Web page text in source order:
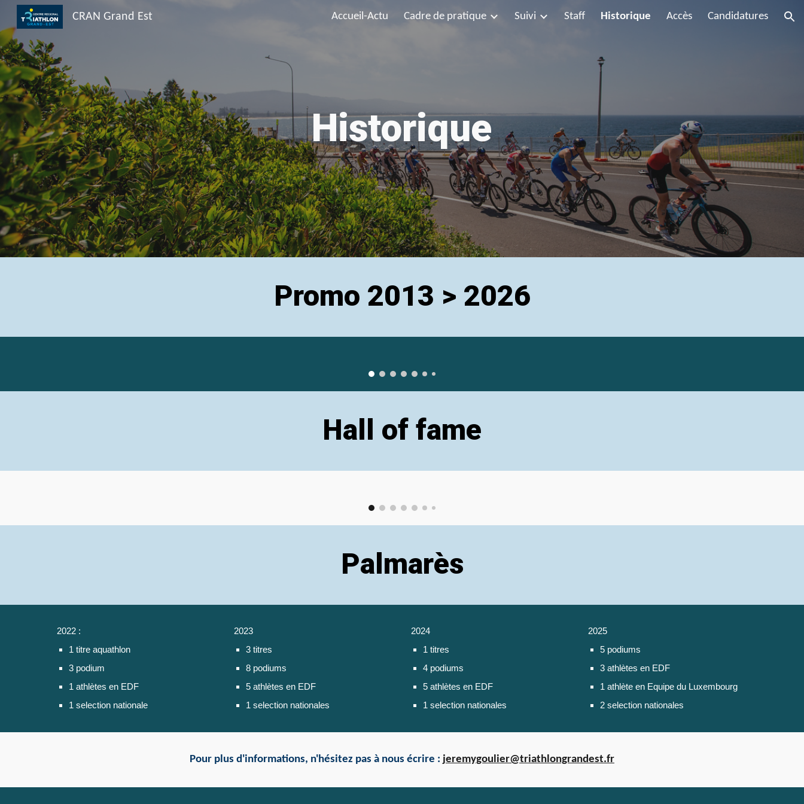
Skip to main content Skip to navigation
CRAN Grand Est Accueil-Actu Cadre de pratique Suivi Staff Historique Accès Candidatures
Historique
Promo 2013 > 2026
Hall of fame
Palmarès
2022 :
1 titre aquathlon
3 podium
1 athlètes en EDF
1 selection nationale
2023
3 titres
8 podiums
5 athlètes en EDF
1 selection nationales
2024
1 titres
4 podiums
5 athlètes en EDF
1 selection nationales
2025
5 podiums
3 athlètes en EDF
1 athlète en Equipe du Luxembourg
2 selection nationales
Pour plus d'informations, n'hésitez pas à nous écrire : jeremygoulier@triathlongrandest.fr